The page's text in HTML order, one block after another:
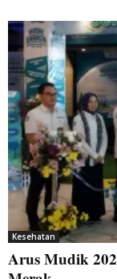
Kesehatan
Arus Mudik